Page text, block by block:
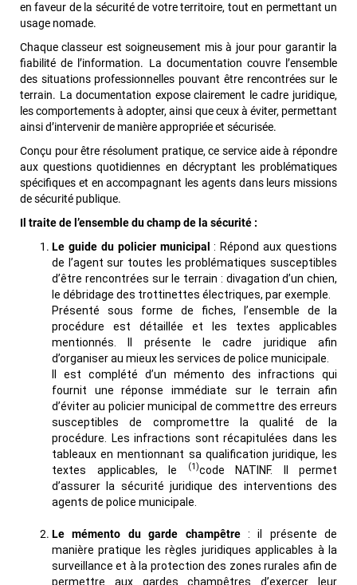
en faveur de la sécurité de votre territoire, tout en permettant un
usage nomade.
Chaque classeur est soigneusement mis à jour pour garantir la
fiabilité de l’information. La documentation couvre l’ensemble
des situations professionnelles pouvant être rencontrées sur le
terrain. La documentation expose clairement le cadre juridique,
les comportements à adopter, ainsi que ceux à éviter, permettant
ainsi d’intervenir de manière appropriée et sécurisée.
Conçu pour être résolument pratique, ce service aide à répondre
aux questions quotidiennes en décryptant les problématiques
spécifiques et en accompagnant les agents dans leurs missions
de sécurité publique.
Il traite de l’ensemble du champ de la sécurité :
Le guide du policier municipal : Répond aux questions
de l’agent sur toutes les problématiques susceptibles
d’être rencontrées sur le terrain : divagation d’un chien,
le débridage des trottinettes électriques, par exemple.
Présenté sous forme de fiches, l’ensemble de la
procédure est détaillée et les textes applicables
mentionnés. Il présente le cadre juridique afin
d’organiser au mieux les services de police municipale.
Il est complété d’un mémento des infractions qui
fournit une réponse immédiate sur le terrain afin
d’éviter au policier municipal de commettre des erreurs
susceptibles de compromettre la qualité de la
procédure. Les infractions sont récapitulées dans les
tableaux en mentionnant sa qualification juridique, les
textes applicables, le
(1)code NATINF. Il permet
d’assurer la sécurité juridique des interventions des
agents de police municipale.
Le mémento du garde champêtre: il présente de
manière pratique les règles juridiques applicables à la
surveillance et à la protection des zones rurales afin de
permettre aux gardes champêtres d’exercer leur